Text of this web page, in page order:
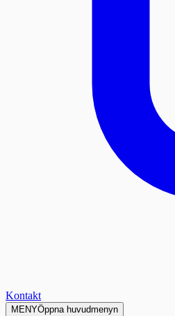
Kontakt
MENYÖppna huvudmenyn